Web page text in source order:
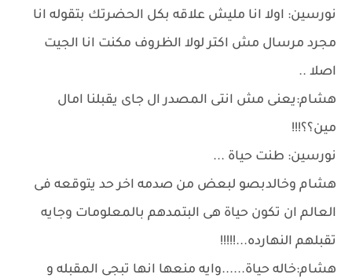
نورسين: اولا انا مليش علاقه بكل الحضرتك بتقوله انا
مجرد مرسال مش اكتر لولا الظروف مكنت انا الجيت
اصلا ..
هشام:يعنى مش انتى المصدر ال جاى يقبلنا امال
مين؟؟!!!
نورسين: طنت حياة ...
هشام وخالدبصو لبعض من صدمه اخر حد يتوقعه فى
العالم ان تكون حياة هى البتمدهم بالمعلومات وجايه
تقبلهم النهارده...!!!!!
هشام:خاله حياة......وايه منعها انها تبجى المقبله و